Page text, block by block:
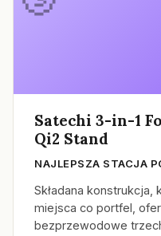
Satechi 3-in-1
Qi2 Stand
NAJLEPSZA STACJA
Składana konstrukcja,
miejsca co portfel,
bezprzewodowe